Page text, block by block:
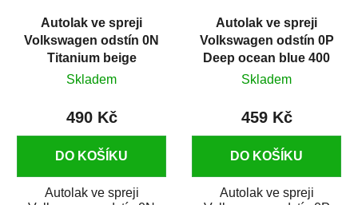
Autolak ve spreji
Volkswagen odstín 0N
Titanium beige
metalíza 375 ml
Skladem
490 Kč
DO KOŠÍKU
Autolak ve spreji
Autolak ve spreji
Volkswagen odstín 0P
Deep ocean blue 400
ml
Skladem
459 Kč
DO KOŠÍKU
Autolak ve spreji